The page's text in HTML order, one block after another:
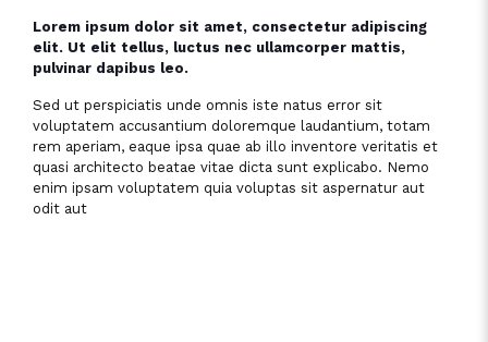
Lorem ipsum dolor sit amet, consectetur adipiscing
elit. Ut elit tellus, luctus nec ullamcorper mattis,
pulvinar dapibus leo.
Sed ut perspiciatis unde omnis iste natus error sit
voluptatem accusantium doloremque laudantium, totam
rem aperiam, eaque ipsa quae ab illo inventore veritatis et
quasi architecto beatae vitae dicta sunt explicabo. Nemo
enim ipsam voluptatem quia voluptas sit aspernatur aut
odit aut